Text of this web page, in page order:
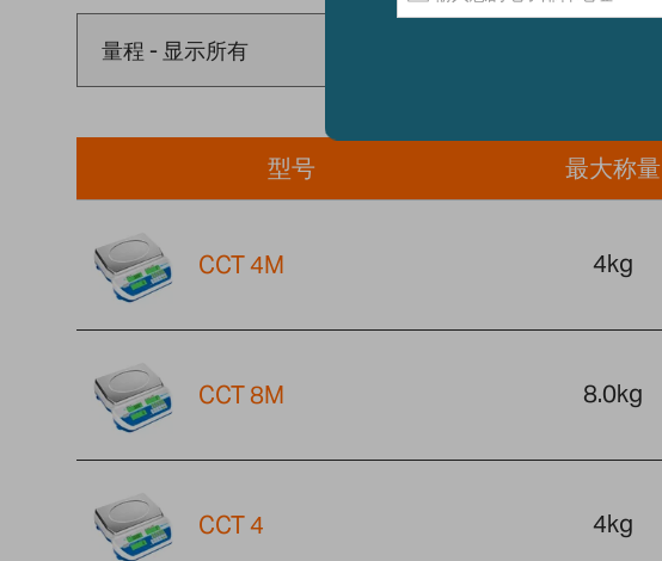
型号 最大称量
CCT 4M 4kg
CCT 8M 8.0kg
CCT 4 4kg